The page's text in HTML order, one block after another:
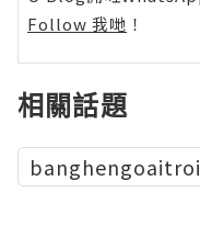
Follow 我哋 ！
相關話題
banghengoaitroi